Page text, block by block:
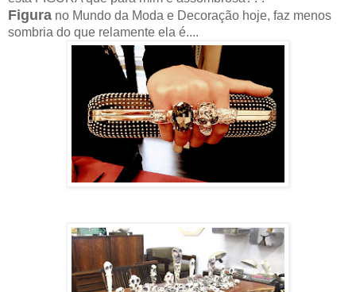
Figura no Mundo da Moda e Decoração hoje, faz menos
sombria do que relamente ela é....